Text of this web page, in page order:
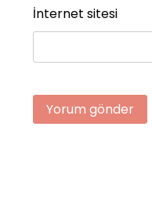
İnternet sitesi